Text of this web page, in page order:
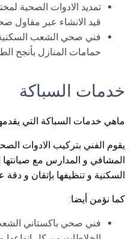
تمديد الادوات الصحية
قيد الانشاء عبر مقاول
فني صحي الشعب
حمامات المنازل بأنجح
خدمات السباكة
ماهي خدمات السباكة التي
يقوم الفني بتركيب الادوات
المشافي و المدارس مع
السكنية و تنظيفها بإتقان و دقة
كما نؤمن أيضا:
فني صحي باكستاني